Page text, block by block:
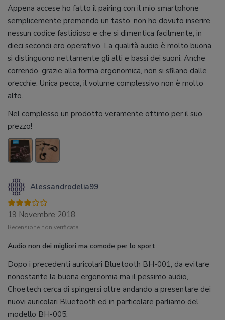
Appena accese ho fatto il pairing con il mio smartphone
semplicemente premendo un tasto, non ho dovuto inserire
nessun codice fastidioso e che si dimentica facilmente, in
dieci secondi ero operativo. La qualità audio è molto buona,
si distinguono nettamente gli alti e bassi dei suoni. Anche
correndo, grazie alla forma ergonomica, non si sfilano dalle
orecchie. Unica pecca, il volume complessivo non è molto
alto.
Nel complesso un prodotto veramente ottimo per il suo
prezzo!
Alessandrodelia99
19 Novembre 2018
Recensione non verificata
Audio non dei migliori ma comode per lo sport
Dopo i precedenti auricolari Bluetooth BH-001, da evitare
nonostante la buona ergonomia ma il pessimo audio,
Choetech cerca di spingersi oltre andando a presentare dei
nuovi auricolari Bluetooth ed in particolare parliamo del
modello BH-005.